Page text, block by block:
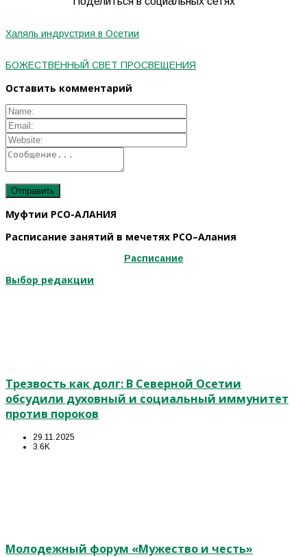
Халяль индрустрия в Осетии
БОЖЕСТВЕННЫЙ СВЕТ ПРОСВЕЩЕНИЯ
Оставить комментарий
Муфтии РСО-АЛАНИЯ
Расписание занятий в мечетях РСО–Алания
Расписание
Выбор редакции
Трезвость как долг: В Северной Осетии
обсудили духовный и социальный иммунитет
против пороков
29.11.2025
3.6K
Молодежный форум «Мужество и честь»